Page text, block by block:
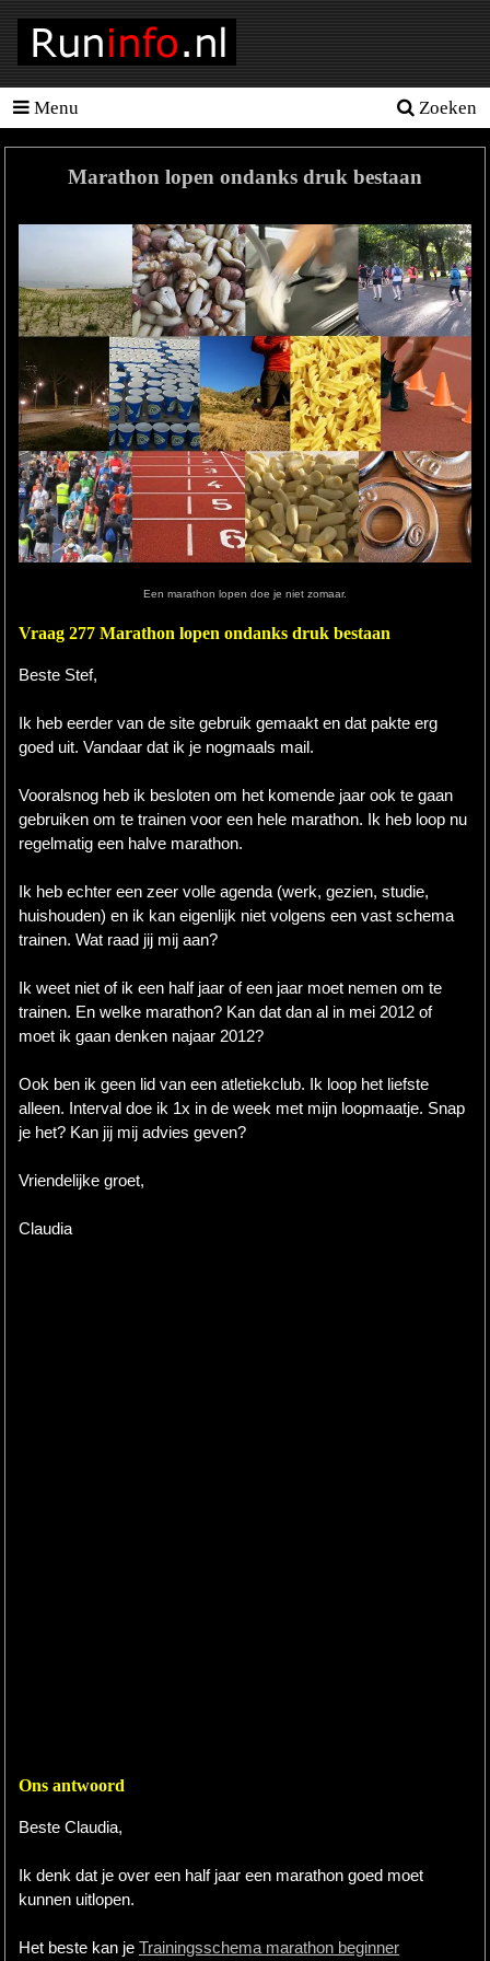
Menu Zoeken
Homepage
Hardloopschema's
Hardloopblessures
Hartslagmeter
Wedstrijden
Sportvoeding
Ideale
gewicht
Hardlopen
Marathon lopen ondanks druk bestaan
Een marathon lopen doe je niet zomaar.
Vraag 277 Marathon lopen ondanks druk bestaan
Beste Stef,
Ik heb eerder van de site gebruik gemaakt en dat pakte erg
goed uit. Vandaar dat ik je nogmaals mail.
Vooralsnog heb ik besloten om het komende jaar ook te gaan
gebruiken om te trainen voor een hele marathon. Ik heb loop nu
regelmatig een halve marathon.
Ik heb echter een zeer volle agenda (werk, gezien, studie,
huishouden) en ik kan eigenlijk niet volgens een vast schema
trainen. Wat raad jij mij aan?
Ik weet niet of ik een half jaar of een jaar moet nemen om te
trainen. En welke marathon? Kan dat dan al in mei 2012 of
moet ik gaan denken najaar 2012?
Ook ben ik geen lid van een atletiekclub. Ik loop het liefste
alleen. Interval doe ik 1x in de week met mijn loopmaatje. Snap
je het? Kan jij mij advies geven?
Vriendelijke groet,
Claudia
Ons antwoord
Beste Claudia,
Ik denk dat je over een half jaar een marathon goed moet
kunnen uitlopen.
Het beste kan je Trainingsschema marathon beginner